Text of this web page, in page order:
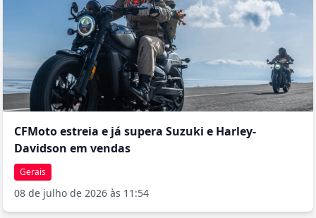
técnicos especializados que assinam cada unidade, reforçando o
caráter exclusivo do modelo. A Harley-Davidson garante que
menos de 5% de sua produção anual corresponde aos modelos
CVO, mantendo a raridade e o valor destes exemplares ao longo
do tempo.
CFMoto estreia e já supera Suzuki e Harley-
Davidson em vendas
Gerais
08 de julho de 2026 às 11:54